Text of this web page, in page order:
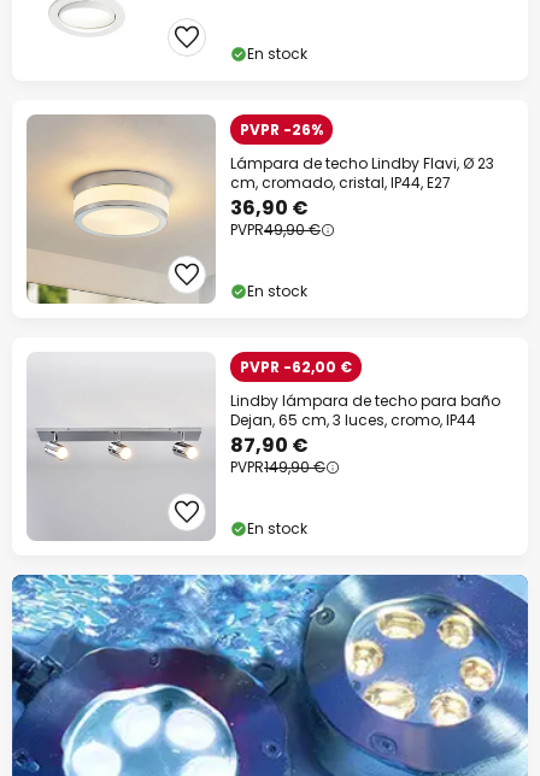
En stock
PVPR -26%
Lámpara de techo Lindby Flavi, Ø 23
cm, cromado, cristal, IP44, E27
36,90 €
PVPR49,90 €
En stock
PVPR -62,00 €
Lindby lámpara de techo para baño
Dejan, 65 cm, 3 luces, cromo, IP44
87,90 €
PVPR149,90 €
En stock